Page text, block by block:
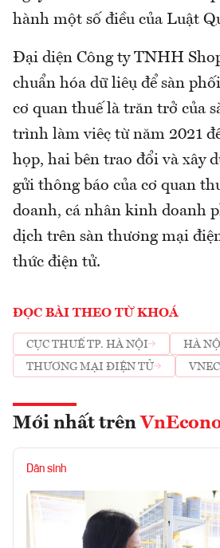
hành một số điều của Luật
Đại diện Công ty TNHH
chuẩn hóa dữ liệu để sàn
cơ quan thuế là trăn trở của
trình làm việc từ năm 2021
họp, hai bên trao đổi và xây
gửi thông báo của cơ quan
doanh, cá nhân kinh doanh
dịch trên sàn thương mại
thức điện tử.
ĐỌC BÀI THEO TỪ KHOÁ
CỤC THUẾ TP. HÀ NỘI HÀ
THƯƠNG MẠI ĐIỆN TỬ
Mới nhất trên
Dân sinh